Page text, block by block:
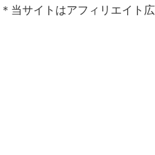
＊当サイトはアフィリエイト